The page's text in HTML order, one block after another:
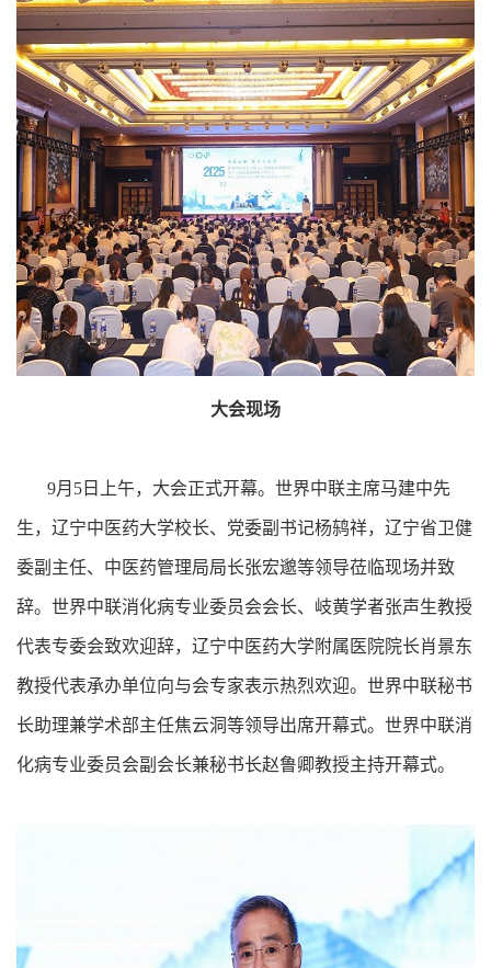
大会现场
9月5日上午，大会正式开幕。世界中联主席马建中先
生，辽宁中医药大学校长、党委副书记杨鸫祥，辽宁省卫健
委副主任、中医药管理局局长张宏邈等领导莅临现场并致
辞。世界中联消化病专业委员会会长、岐黄学者张声生教授
代表专委会致欢迎辞，辽宁中医药大学附属医院院长肖景东
教授代表承办单位向与会专家表示热烈欢迎。世界中联秘书
长助理兼学术部主任焦云洞等领导出席开幕式。世界中联消
化病专业委员会副会长兼秘书长赵鲁卿教授主持开幕式。